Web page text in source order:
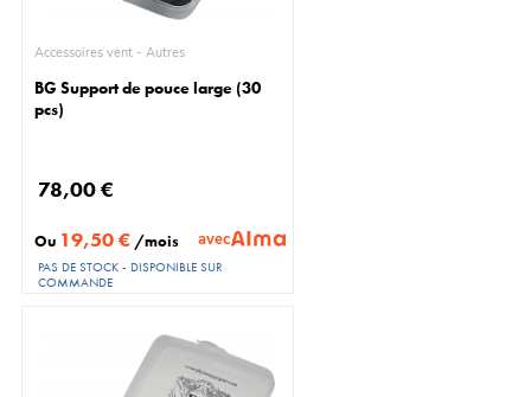
Accessoires vent - Autres
BG Support de pouce large (30
pcs)
78,00 €
Ou 19,50 € /mois avec
PAS DE STOCK - DISPONIBLE SUR
COMMANDE